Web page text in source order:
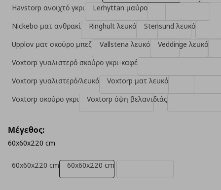
Havstorp ανοιχτό γκρι
Lerhyttan μαύρο
Nickebo ματ ανθρακί
Ringhult λευκό
Stensund λευκό
Upplov ματ σκούρο μπεζ
Vallstena λευκό
Veddinge λευκό
Voxtorp γυαλιστερό σκούρο γκρι-καφέ
Voxtorp γυαλιστερό/λευκό
Voxtorp ματ λευκό
Voxtorp σκούρο γκρι
Voxtorp όψη βελανιδιάς
Μέγεθος:
60x60x220 cm
60x60x220 cm 60x60x220 cm